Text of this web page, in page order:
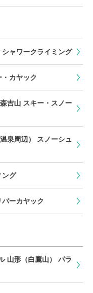
ャワークライミング
カヤック
吉山 スキー・スノー
泉周辺） スノーシュ
ング
ーカヤック
山形（白鷹山） パラ